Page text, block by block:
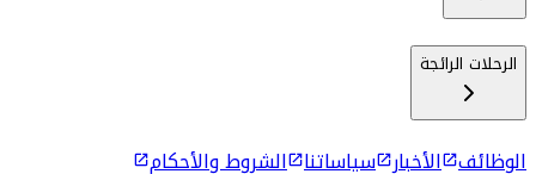
الرحلات الرائجة
الوظائف الأخبار سياساتنا الشروط والأحكام